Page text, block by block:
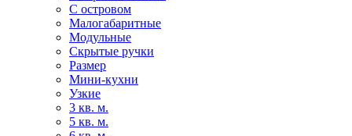
С островом
Малогабаритные
Модульные
Скрытые ручки
Размер
Мини-кухни
Узкие
3 кв. м.
5 кв. м.